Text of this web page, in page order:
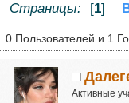
Страницы:
[1]
0 Пользователей и 1
Активные